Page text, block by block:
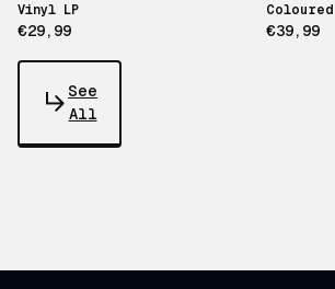
Vinyl LP
€29,99 €39,99
See
All